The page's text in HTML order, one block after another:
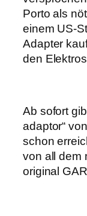
Porto als
einem US-
Adapter
den
Ab sofort
adaptor“
schon
von all dem
original